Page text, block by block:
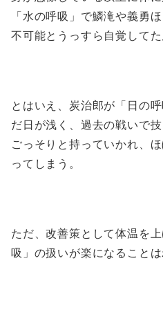
「水の呼吸」で鱗滝や義勇
不可能とうっすら自覚してた
とはいえ、炭治郎が「日の
だ日が浅く、過去の戦いで
ごっそりと持っていかれ、
ってしまう。
ただ、改善策として体温を
吸」の扱いが楽になることは